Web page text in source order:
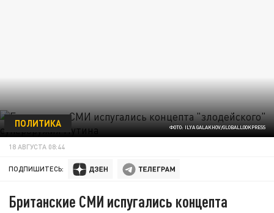
ФОТО: ILYA GALAKHOV/GLOBALLOOKPRESS
ПОЛИТИКА
18 АВГУСТА 08:44
ПОДПИШИТЕСЬ:
Британские СМИ испугались концепта